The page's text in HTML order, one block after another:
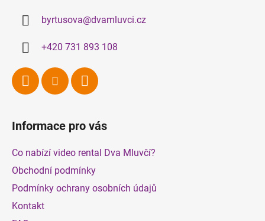
byrtusova@dvamluvci.cz
+420 731 893 108
Informace pro vás
Co nabízí video rental Dva Mluvčí?
Obchodní podmínky
Podmínky ochrany osobních údajů
Kontakt